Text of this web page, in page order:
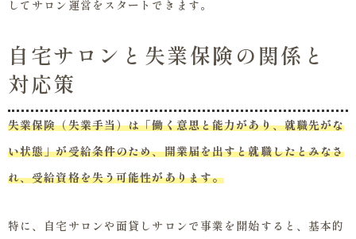
してサロン運営をスタートできます。
自宅サロンと失業保険の関係と
対応策
失業保険（失業手当）は「働く意思と能力があり、就職先がな
い状態」が受給条件のため、開業届を出すと就職したとみなさ
れ、受給資格を失う可能性があります。
特に、自宅サロンや面貸しサロンで事業を開始すると、基本的